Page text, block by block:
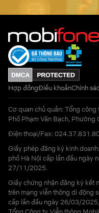
Hợp đồngĐiều khoảnChính
Cơ quan chủ quản: Tổng
Phố Phạm Văn Bạch, Phường
Điện thoại/Fax:
Giấy phép đăng ký kinh
phố Hà Nội cấp lần đầu ngày
27/11/2025.
Giấy chứng nhận đăng ký kết
trên mạng viễn thông di
cấp lần đầu ngày 26/03/